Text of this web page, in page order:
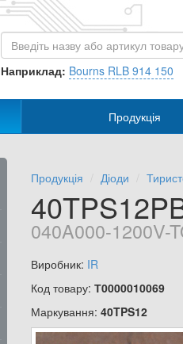
Наприклад: Bourns RLB 914 150
Продукція
Продукція Діоди
040A000-1200V-
Виробник: IR
Код товару: Т0000010069
Маркування: 40TPS12